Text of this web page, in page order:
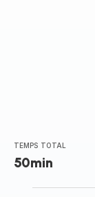
TEMPS TOTAL
50min